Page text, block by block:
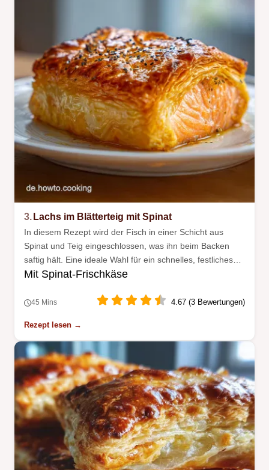
3. Lachs im Blätterteig mit Spinat
In diesem Rezept wird der Fisch in einer Schicht aus
Spinat und Teig eingeschlossen, was ihn beim Backen
saftig hält. Eine ideale Wahl für ein schnelles, festliches
Abendessen.
Mit Spinat-Frischkäse
45 Mins 4.67 (3 Bewertungen)
Rezept lesen →